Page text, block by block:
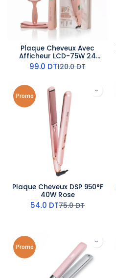
Plaque Cheveux Avec
Afficheur LCD-75W 24
mm-DSP
99.0 DT120.0DT
Promo
Plaque Cheveux DSP 950°F
40W Rose
54.0 DT75.0DT
Promo